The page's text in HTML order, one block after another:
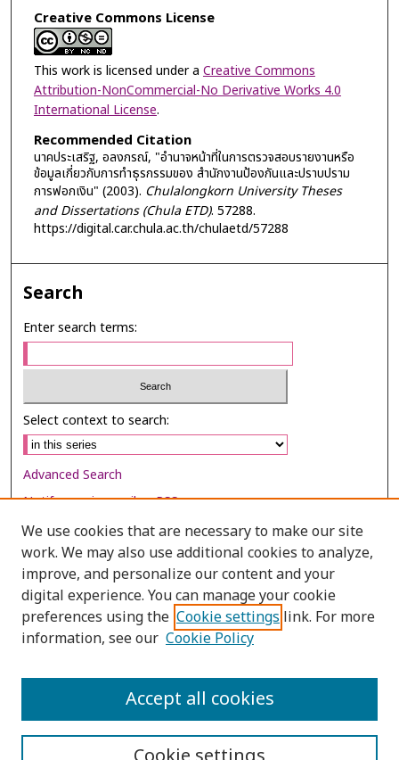
Creative Commons License
This work is licensed under a Creative Commons
Attribution-NonCommercial-No Derivative Works 4.0
International License.
Recommended Citation
นาคประเสริฐ, อลงกรณ์, "อำนาจหน้าที่ในการตรวจสอบรายงานหรือ
ข้อมูลเกี่ยวกับการทำธุรกรรมของ สำนักงานป้องกันและปราบปราม
การฟอกเงิน" (2003). Chulalongkorn University Theses
and Dissertations (Chula ETD). 57288.
https://digital.car.chula.ac.th/chulaetd/57288
Search
Enter search terms:
Select context to search:
Advanced Search
Notify me via email orRSS
Browse
Collections
Disciplines
Authors
We use cookies that are necessary to make our site
work. We may also use additional cookies to analyze,
improve, and personalize our content and your
digital experience. You can manage your cookie
preferences using the Cookie settings link. For more
information, see our Cookie Policy
Accept all cookies